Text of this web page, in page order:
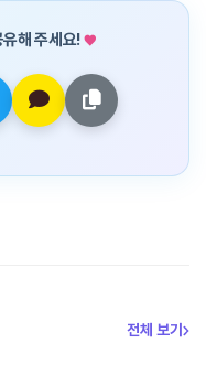
해 주세요!
전체 보기